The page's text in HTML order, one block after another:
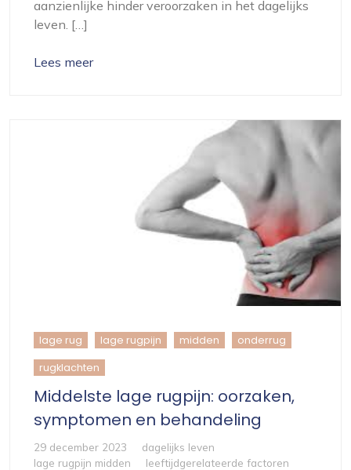
aanzienlijke hinder veroorzaken in het dagelijks
leven. […]
Lees meer
lage rug lage rugpijn midden onderrug
rugklachten
Middelste lage rugpijn: oorzaken,
symptomen en behandeling
29 december 2023
dagelijks leven
lage rugpijn midden
leeftijdgerelateerde factoren